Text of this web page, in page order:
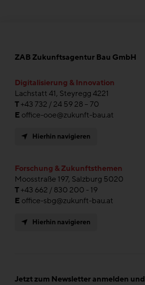
ZAB Zukunftsagentur Bau GmbH
Digitalisierung & Innovation
Lachstatt 41, Steyregg 4221
T+43 732 / 24 59 28 – 70
E office-ooe@zukunft-bau.at
Hierhin navigieren
Forschung & Zukunftsthemen
Moosstraße 197, Salzburg 5020
T+43 662 / 830 200 - 19
E office-sbg@zukunft-bau.at
Hierhin navigieren
Jetzt zum Newsletter anmelden und